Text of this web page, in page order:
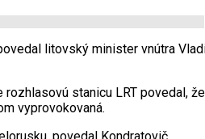
litovský minister vnútra
rozhlasovú stanicu LRT povedal,
vyprovokovaná.